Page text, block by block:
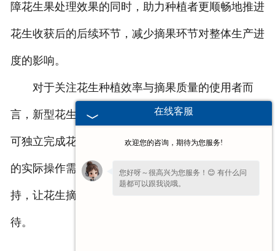
障花生果处理效果的同时，助力种植者更顺畅地推进
花生收获后的后续环节，减少摘果环节对整体生产进
度的影响。
对于关注花生种植效率与摘果质量的使用者而
言，新型花生自动摘果机无需依赖过多额外辅助，即
可独立完成花生摘果操作，切实贴合花生摘果过程中
的实际操作需求，为花生种植生产提供实用的设备支
持，让花生摘果环节更贴合实际生产中的各类操作期
待。
在线客服
欢迎您的咨询，期待为您服务!
您好呀～很高兴为您服务！😊 有什么问
题都可以跟我说哦。